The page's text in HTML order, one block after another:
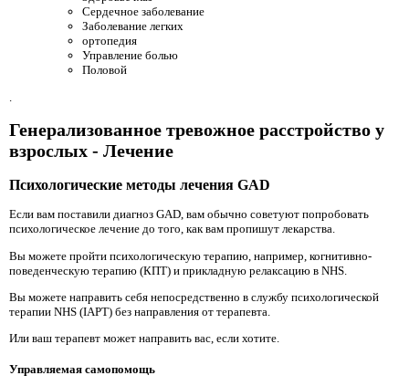
Сердечное заболевание
Заболевание легких
ортопедия
Управление болью
Половой
Генерализованное тревожное расстройство у
взрослых - Лечение
Психологические методы лечения GAD
Если вам поставили диагноз GAD, вам обычно советуют попробовать
психологическое лечение до того, как вам пропишут лекарства.
Вы можете пройти психологическую терапию, например, когнитивно-
поведенческую терапию (КПТ) и прикладную релаксацию в NHS.
Вы можете направить себя непосредственно в службу психологической
терапии NHS (IAPT) без направления от терапевта.
Или ваш терапевт может направить вас, если хотите.
Управляемая самопомощь